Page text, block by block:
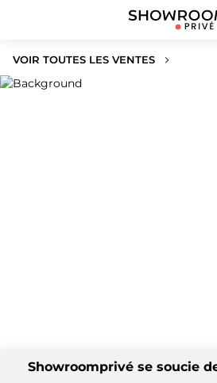
Showroomprivé se soucie
VOIR TOUTES LES VENTES